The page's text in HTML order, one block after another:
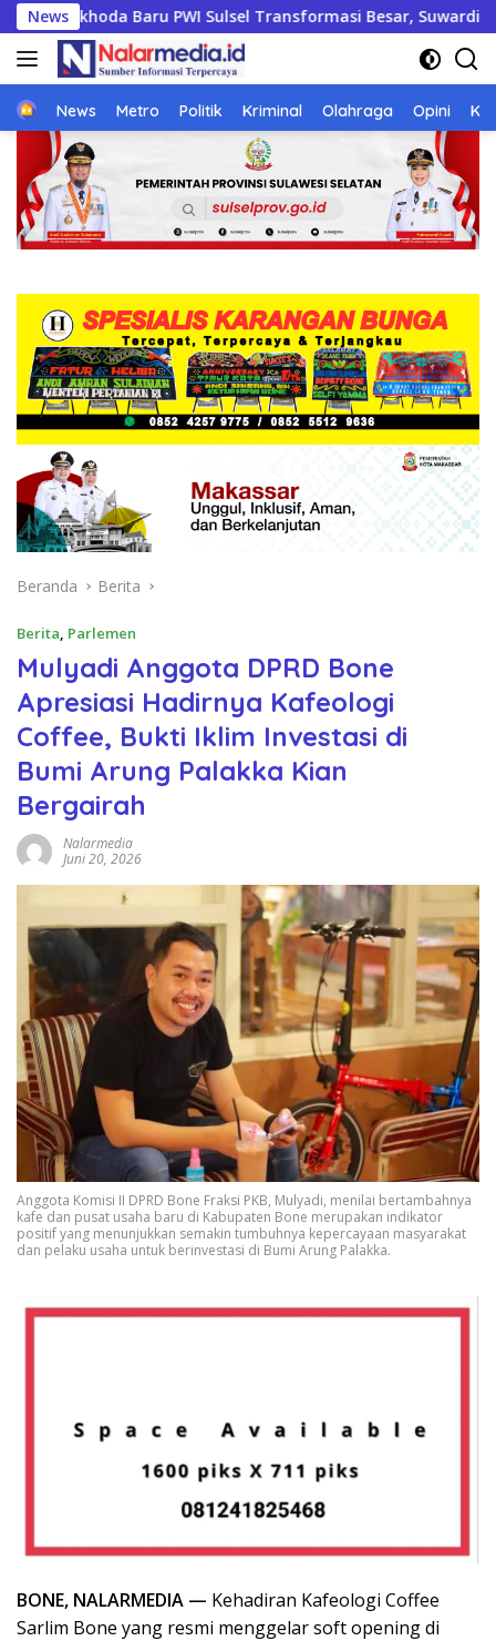
Langsung
ke
konten
NewsSuwardi Thahir Fokus Tingkatkan Kompetensi
Home
News Metro Politik Kriminal Olahraga Opini
Beranda Berita
Berita, Parlemen
Mulyadi Anggota DPRD Bone
Apresiasi Hadirnya Kafeologi
Coffee, Bukti Iklim Investasi di
Bumi Arung Palakka Kian
Bergairah
Nalarmedia
Juni 20, 2026
Anggota Komisi II DPRD Bone Fraksi PKB, Mulyadi, menilai bertambahnya
kafe dan pusat usaha baru di Kabupaten Bone merupakan indikator
positif yang menunjukkan semakin tumbuhnya kepercayaan masyarakat
dan pelaku usaha untuk berinvestasi di Bumi Arung Palakka.
BONE, NALARMEDIA — Kehadiran Kafeologi Coffee
Sarlim Bone yang resmi menggelar soft opening di